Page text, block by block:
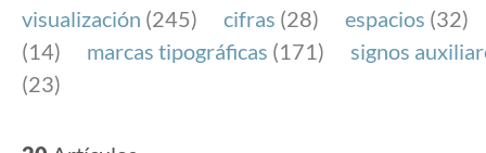
visualización (245) cifras (28) espacios (32)
(14)
marcas tipográficas (171)
signos
(23)